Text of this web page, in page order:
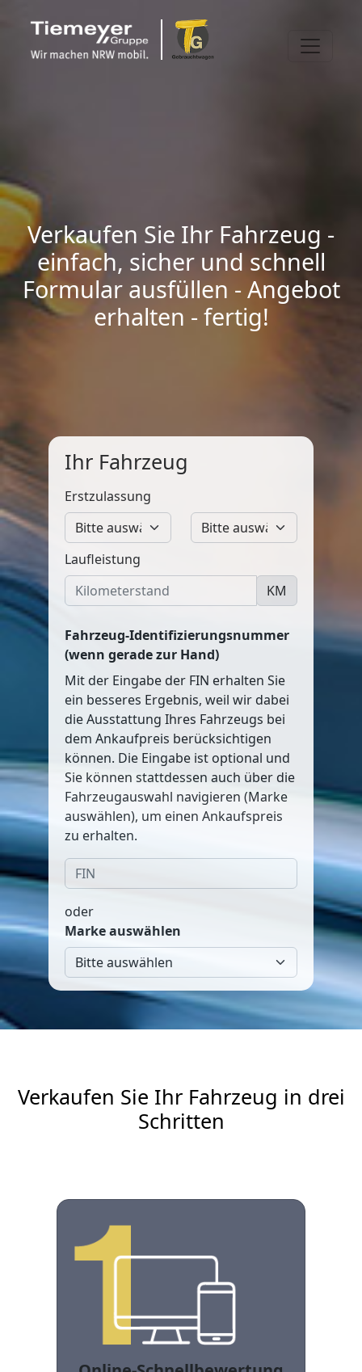
Verkaufen Sie Ihr Fahrzeug -
einfach, sicher und schnell
Formular ausfüllen - Angebot
erhalten - fertig!
Ihr Fahrzeug
Erstzulassung
Laufleistung
KM
Fahrzeug-Identifizierungsnummer
(wenn gerade zur Hand)
Mit der Eingabe der FIN erhalten Sie
ein besseres Ergebnis, weil wir dabei
die Ausstattung Ihres Fahrzeugs bei
dem Ankaufpreis berücksichtigen
können. Die Eingabe ist optional und
Sie können stattdessen auch über die
Fahrzeugauswahl navigieren (Marke
auswählen), um einen Ankaufspreis
zu erhalten.
oder
Marke auswählen
Verkaufen Sie Ihr Fahrzeug in drei
Schritten